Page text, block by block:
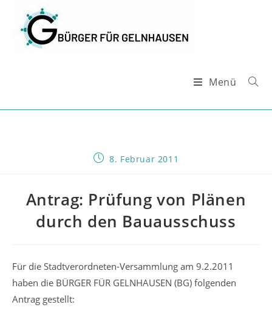
springen
Menü
Beitrag8. Februar 2011
Antrag: Prüfung von Plänen
durch den Bauausschuss
Für die Stadtverordneten-Versammlung am 9.2.2011
haben die BÜRGER FÜR GELNHAUSEN (BG) folgenden
Antrag gestellt: